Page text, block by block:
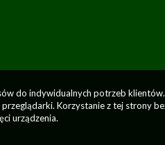
do indywidualnych potrzeb klientów.
Korzystanie z tej strony
urządzenia.